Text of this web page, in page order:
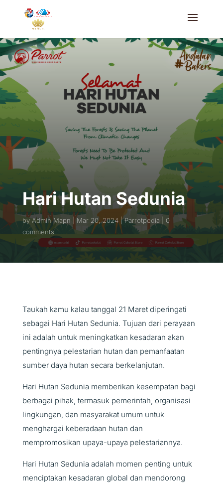
Hari Hutan Sedunia
by Admin Mapn Mar 20, 2024 Parrotpedia
0
comments
Taukah kamu kalau tanggal 21 Maret diperingati
sebagai Hari Hutan Sedunia. Tujuan dari perayaan
ini adalah untuk meningkatkan kesadaran akan
pentingnya pelestarian hutan dan pemanfaatan
sumber daya hutan secara berkelanjutan.
Hari Hutan Sedunia memberikan kesempatan bagi
berbagai pihak, termasuk pemerintah, organisasi
lingkungan, dan masyarakat umum untuk
menghargai keberadaan hutan dan
mempromosikan upaya-upaya pelestariannya.
Hari Hutan Sedunia adalah momen penting untuk
menciptakan kesadaran global dan mendorong